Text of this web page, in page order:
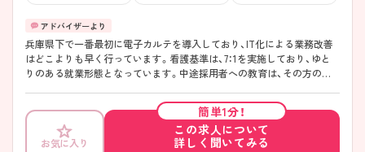
兵庫県下で一番最初に電子カルテを導入しており、IT化による業務改善
はどこよりも早く行っています。看護基準は、7：1を実施しており、ゆと
りのある就業形態となっています。中途採用者への教育は、その方の習
が整っています。また、病院は海から約300メートルの場所にあり景色も
非常に良い環境です。
お気に入り
簡単1分！
この求人について
詳しく聞いてみる